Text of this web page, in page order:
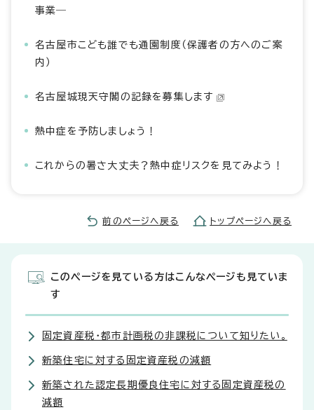
事業―
名古屋市こども誰でも通園制度（保護者の方へのご案
内）
名古屋城現天守閣の記録を募集します
熱中症を予防しましょう！
これからの暑さ大丈夫？熱中症リスクを見てみよう！
前のページへ戻る トップページへ戻る
このページを見ている方はこんなページも見ていま
す
固定資産税・都市計画税の非課税について知りたい。
新築住宅に対する固定資産税の減額
新築された認定長期優良住宅に対する固定資産税の
減額